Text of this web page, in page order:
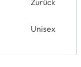
Unisex